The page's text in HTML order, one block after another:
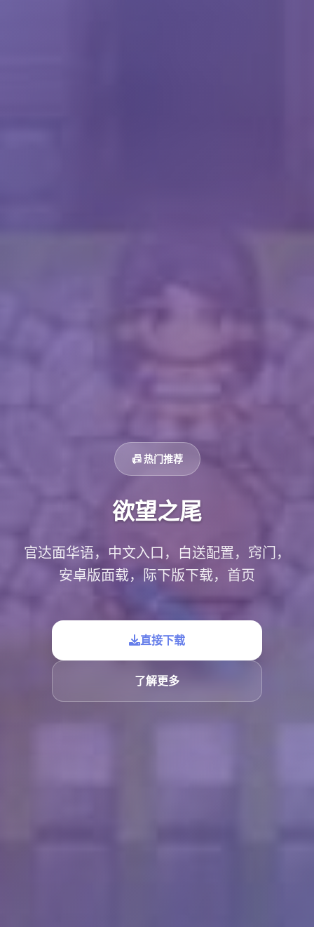
📠 热门推荐
欲望之尾
官达面华语，中文入口，白送配置，窍门，
安卓版面载，际下版下载，首页
直接下载
了解更多